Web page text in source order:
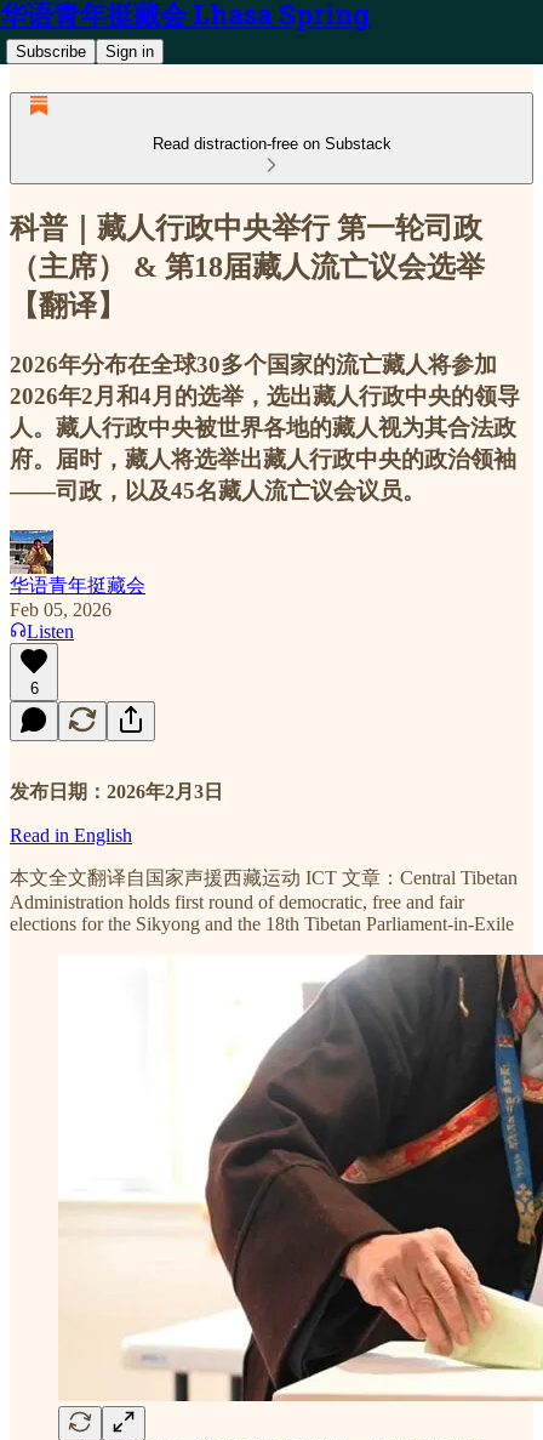
华语青年挺藏会 Lhasa Spring
Subscribe Sign in
Read distraction-free on Substack
科普｜藏人行政中央举行 第一轮司政
（主席） & 第18届藏人流亡议会选举
【翻译】
2026年分布在全球30多个国家的流亡藏人将参加
2026年2月和4月的选举，选出藏人行政中央的领导
人。藏人行政中央被世界各地的藏人视为其合法政
府。届时，藏人将选举出藏人行政中央的政治领袖
——司政，以及45名藏人流亡议会议员。
华语青年挺藏会
Feb 05, 2026
Listen
6
发布日期：2026年2月3日
Read in English
本文全文翻译自国家声援西藏运动 ICT 文章：Central Tibetan
Administration holds first round of democratic, free and fair
elections for the Sikyong and the 18th Tibetan Parliament-in-Exile